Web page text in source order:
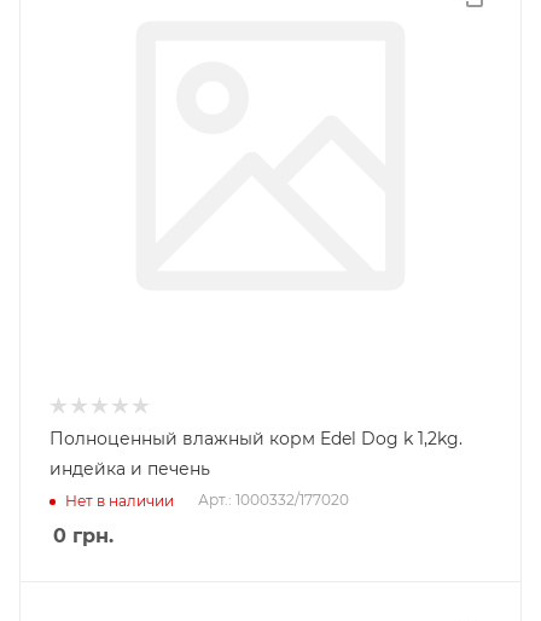
Полноценный влажный корм Edel Dog k 1,2kg.
индейка и печень
Нет в наличии Арт.: 1000332/177020
0 грн.